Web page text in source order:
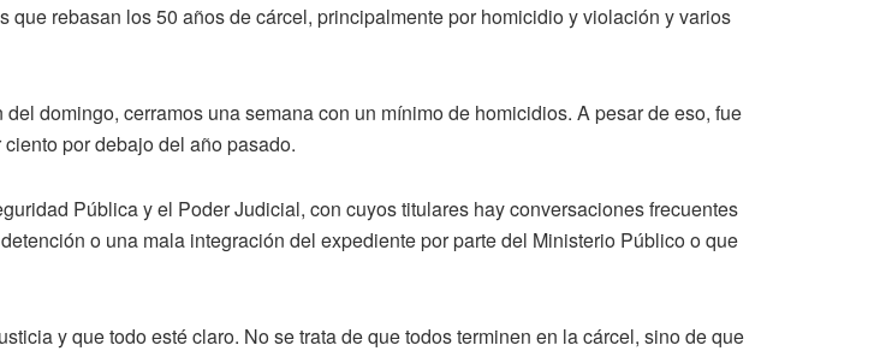
rebasan los 50 años de cárcel, principalmente por homicidio y violación y varios
domingo, cerramos una semana con un mínimo de homicidios. A pesar de eso, fue
por debajo del año pasado.
Pública y el Poder Judicial, con cuyos titulares hay conversaciones frecuentes
o una mala integración del expediente por parte del Ministerio Público o que
y que todo esté claro. No se trata de que todos terminen en la cárcel, sino de que